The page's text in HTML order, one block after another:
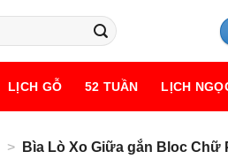
LỊCH GỖ 52 TUẦN LỊCH
> Bìa Lò Xo Giữa gắn Bloc Chữ